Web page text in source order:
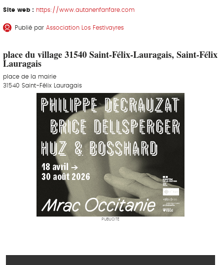
Site web : https://www.autanenfanfare.com
Publié par Association Los Festivayres
place du village 31540 Saint-Félix-Lauragais, Saint-Félix
Lauragais
place de la mairie
31540 Saint-Félix Lauragais
PUBLICITÉ